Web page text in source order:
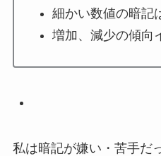
細かい数値の暗記
増加、減少の傾向
私は暗記が嫌い・苦手だ